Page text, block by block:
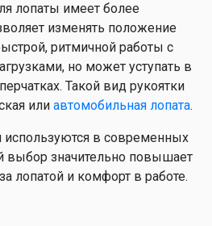
лопаты имеет более
изменять положение
ритмичной работы с
но может уступать в
Такой вид рукоятки
или автомобильная лопата.
используются в современных
выбор значительно повышает
лопатой и комфорт в работе.